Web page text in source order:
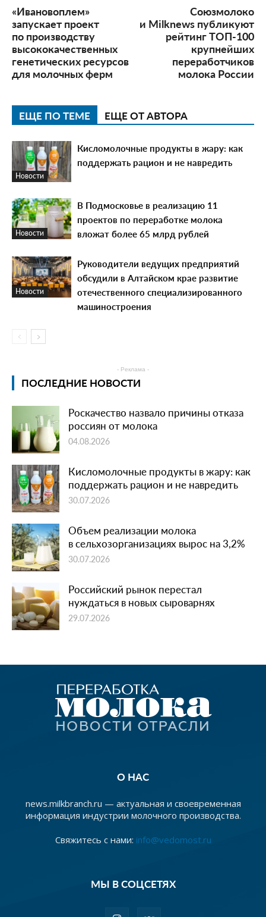
«Ивановоплем»
запускает проект
по производству
высококачественных
генетических ресурсов
для молочных ферм
Союзмолоко
и Milknews публикуют
рейтинг ТОП-100
крупнейших
переработчиков
молока России
ЕЩЕ ПО ТЕМЕ ЕЩЕ ОТ АВТОРА
Новости
Кисломолочные продукты в жару: как
поддержать рацион и не навредить
Новости
В Подмосковье в реализацию 11
проектов по переработке молока
вложат более 65 млрд рублей
Новости
Руководители ведущих предприятий
обсудили в Алтайском крае развитие
отечественного специализированного
машиностроения
- Реклама -
ПОСЛЕДНИЕ НОВОСТИ
Роскачество назвало причины отказа
россиян от молока
04.08.2026
Кисломолочные продукты в жару: как
поддержать рацион и не навредить
30.07.2026
Объем реализации молока
в сельхозорганизациях вырос на 3,2%
30.07.2026
Российский рынок перестал
нуждаться в новых сыроварнях
29.07.2026
О НАС
news.milkbranch.ru — актуальная и своевременная
информация индустрии молочного производства.
Свяжитесь с нами: info@vedomost.ru
МЫ В СОЦСЕТЯХ